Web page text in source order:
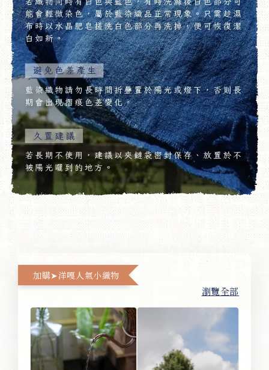
加購➤洋嘎人氣小織物
瀏覽全部